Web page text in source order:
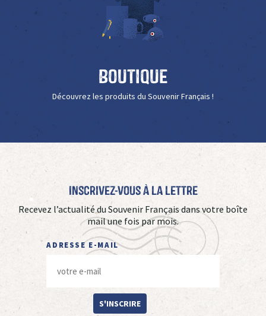
Boutique
Découvrez les produits du Souvenir Français !
Inscrivez-vous à La Lettre
Recevez l’actualité du Souvenir Français dans votre boîte
mail une fois par mois.
ADRESSE E-MAIL
S'INSCRIRE